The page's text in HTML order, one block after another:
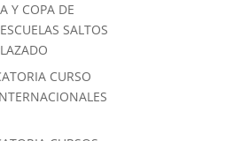
Y COPA DE
SALTOS
CURSO